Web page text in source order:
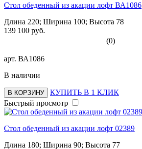
Стол обеденный из акации лофт ВА1086
Длина 220; Ширина 100; Высота 78
139 100 руб.
(0)
арт. ВА1086
В наличии
В КОРЗИНУ
КУПИТЬ В 1 КЛИК
Быстрый просмотр
Стол обеденный из акации лофт 02389
Длина 180; Ширина 90; Высота 77